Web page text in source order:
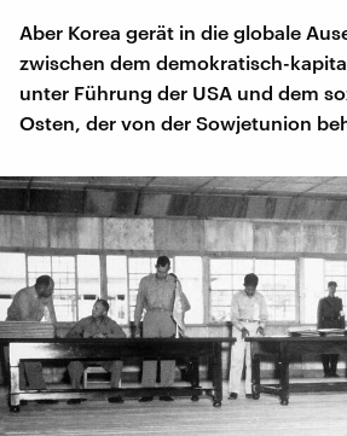
Aber Korea gerät in die globale
zwischen dem demokratisch-
unter Führung der USA und dem
Osten, der von der Sowjetunion